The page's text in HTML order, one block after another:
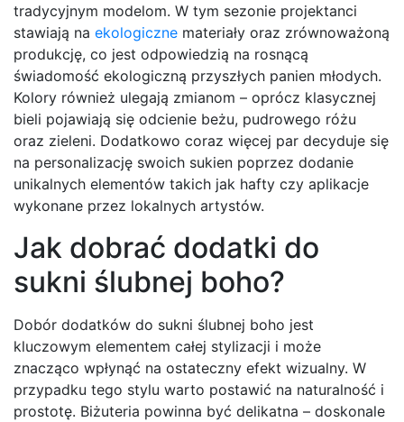
tradycyjnym modelom. W tym sezonie projektanci
stawiają na ekologiczne materiały oraz zrównoważoną
produkcję, co jest odpowiedzią na rosnącą
świadomość ekologiczną przyszłych panien młodych.
Kolory również ulegają zmianom – oprócz klasycznej
bieli pojawiają się odcienie beżu, pudrowego różu
oraz zieleni. Dodatkowo coraz więcej par decyduje się
na personalizację swoich sukien poprzez dodanie
unikalnych elementów takich jak hafty czy aplikacje
wykonane przez lokalnych artystów.
Jak dobrać dodatki do
sukni ślubnej boho?
Dobór dodatków do sukni ślubnej boho jest
kluczowym elementem całej stylizacji i może
znacząco wpłynąć na ostateczny efekt wizualny. W
przypadku tego stylu warto postawić na naturalność i
prostotę. Biżuteria powinna być delikatna – doskonale